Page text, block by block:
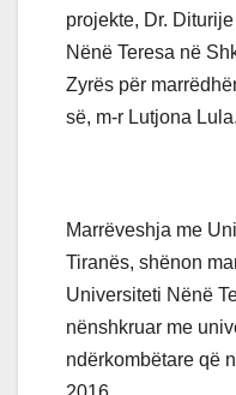
projekte, Dr.
Nënë Teresa në
Zyrës për
së, m-r Lutjona Lula.
Marrëveshja me
Tiranës, shënon
Universiteti Nënë
nënshkruar me
ndërkombëtare që